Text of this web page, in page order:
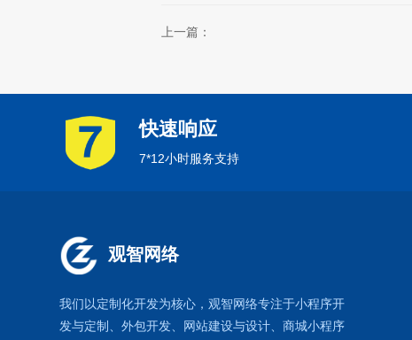
上一篇：
快速响应
7*12小时服务支持
观智网络
我们以定制化开发为核心，观智网络专注于小程序开
发与定制、外包开发、 网站建设与设计、商城小程序